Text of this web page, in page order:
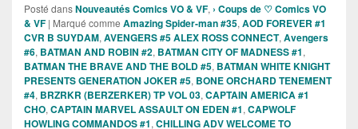
Posté dansNouveautés Comics VO & VF, › Coups de ♡ Comics VO
& VF | Marqué comme Amazing Spider-man #35, AOD FOREVER #1
CVR B SUYDAM, AVENGERS #5 ALEX ROSS CONNECT, Avengers
#6, BATMAN AND ROBIN #2, BATMAN CITY OF MADNESS #1,
BATMAN THE BRAVE AND THE BOLD #5, BATMAN WHITE KNIGHT
PRESENTS GENERATION JOKER #5, BONE ORCHARD TENEMENT
#4, BRZRKR (BERZERKER) TP VOL 03, CAPTAIN AMERICA #1
CHO, CAPTAIN MARVEL ASSAULT ON EDEN #1, CAPWOLF
HOWLING COMMANDOS #1, CHILLING ADV WELCOME TO